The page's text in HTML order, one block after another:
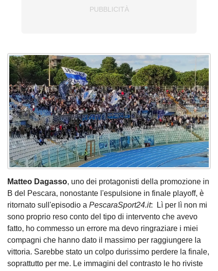
Matteo Dagasso, uno dei protagonisti della promozione in
B del Pescara, nonostante l'espulsione in finale playoff, è
ritornato sull'episodio a PescaraSport24.it: Lì per lì non mi
sono proprio reso conto del tipo di intervento che avevo
fatto, ho commesso un errore ma devo ringraziare i miei
compagni che hanno dato il massimo per raggiungere la
vittoria. Sarebbe stato un colpo durissimo perdere la finale,
soprattutto per me. Le immagini del contrasto le ho riviste